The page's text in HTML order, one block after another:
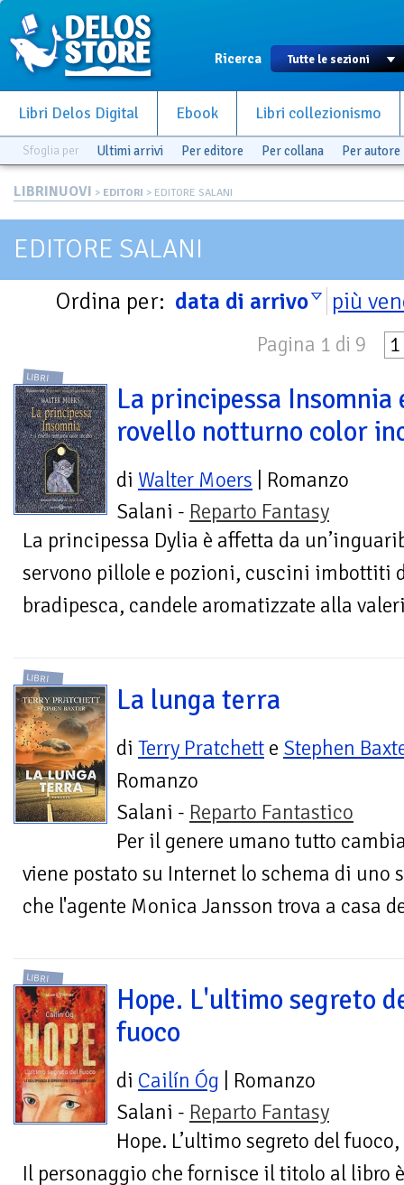
Ricerca
Libri Delos Digital Ebook Libri collezionismo
Sfoglia per Ultimi arrivi Per editore Per collana Per autore
LIBRINUOVI > EDITORI > EDITORE SALANI
EDITORE SALANI
Ordina per: data di arrivo più
Pagina 1 di 9 1
LIBRI
La principessa Insomnia
rovello notturno color
di Walter Moers | Romanzo
Salani - Reparto Fantasy
La principessa Dylia è affetta da
servono pillole e pozioni, cuscini imbottiti
bradipesca, candele aromatizzate alla
LIBRI
La lunga terra
di Terry Pratchett e Stephen
Romanzo
Salani - Reparto Fantastico
Per il genere umano tutto
viene postato su Internet lo schema di uno
che l'agente Monica Jansson trova a casa
LIBRI
Hope. L'ultimo segreto
fuoco
di Cailín Óg | Romanzo
Salani - Reparto Fantasy
Hope. L’ultimo segreto del
Il personaggio che fornisce il titolo al libro